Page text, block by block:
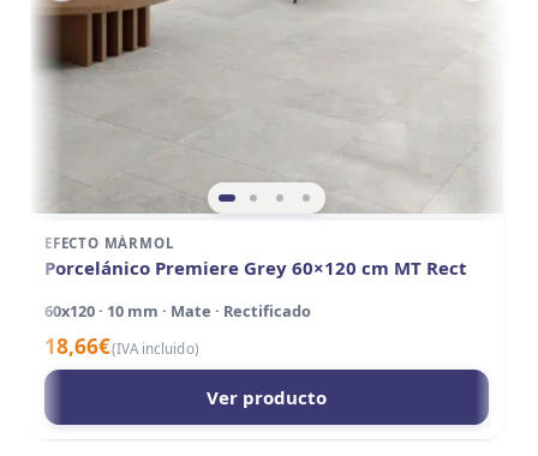
EFECTO MÁRMOL
Porcelánico Premiere Grey 60×120 cm MT Rect
60x120 · 10 mm · Mate · Rectificado
18,66€(IVA incluido)
Ver producto